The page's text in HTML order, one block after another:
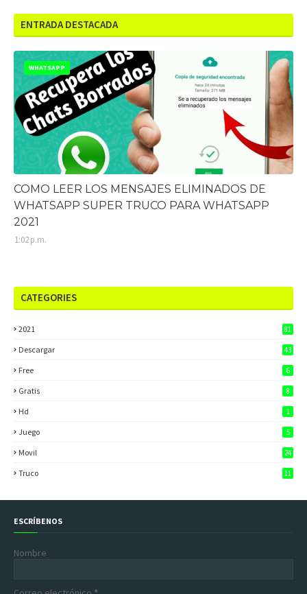
ENTRADA DESTACADA
WHATSAPP
COMO LEER LOS MENSAJES ELIMINADOS DE
WHATSAPP SUPER TRUCO PARA WHATSAPP
2021
1:02 p.m.
CATEGORIES
2021 81
Descargar 43
Free 6
Gratis 8
Hd 1
Juego 5
Movil 24
Truco 11
ESCRÍBENOS
Nombre